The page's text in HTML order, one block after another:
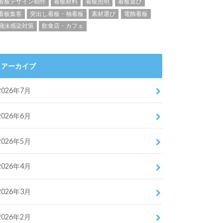
板集客
突出し看板・袖看板 素材選び
電飾看板
沫感染対策
飲食店・カフェ
アーカイブ
年7月
年6月
年5月
年4月
年3月
年2月